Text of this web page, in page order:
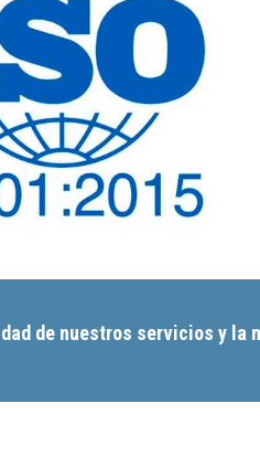
de nuestros servicios y la